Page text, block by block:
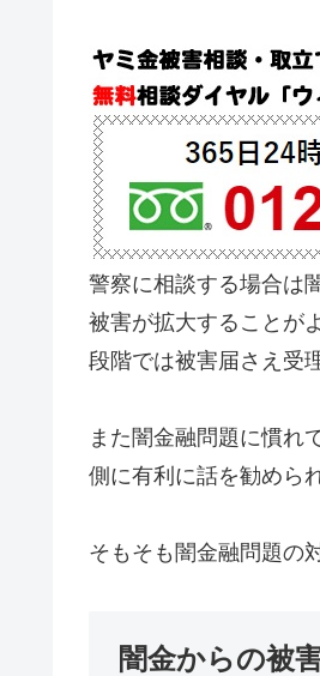
警察に相談する場合は
被害が拡大することが
段階では被害届さえ受
また闇金融問題に慣れ
側に有利に話を勧めら
そもそも闇金融問題の
闇金からの被